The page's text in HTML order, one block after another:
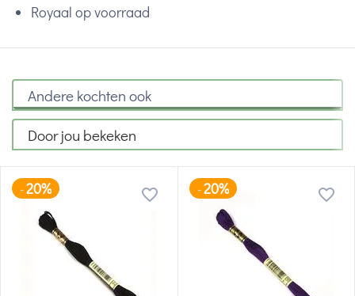
Royaal op voorraad
Andere kochten ook
Door jou bekeken
-20% -20%